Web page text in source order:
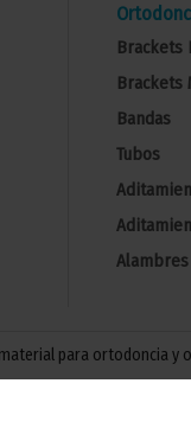
Brackets
Brackets
Bandas
Tubos
Alambres
para ortodoncia y